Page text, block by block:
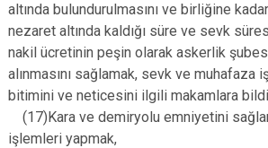
altında bulundurulmasını ve birliğine
nezaret altında kaldığı süre ve sevk
nakil ücretinin peşin olarak askerlik
alınmasını sağlamak, sevk ve muhafaza
bitimini ve neticesini ilgili makamlara
(17)Kara ve demiryolu emniyetini
işlemleri yapmak,